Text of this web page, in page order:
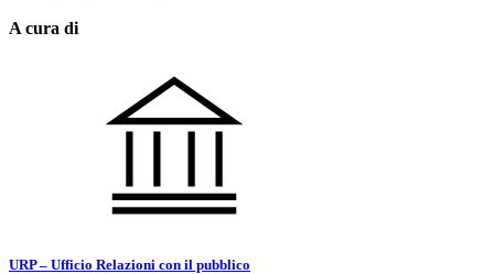
A cura di
URP – Ufficio Relazioni con il pubblico